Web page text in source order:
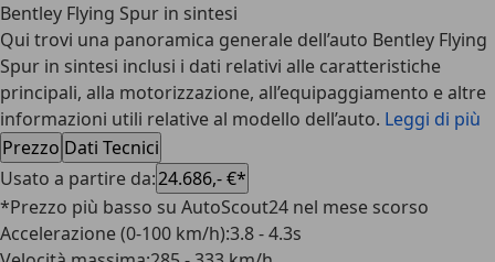
Bentley Flying Spur in sintesi
Qui trovi una panoramica generale dell’auto Bentley Flying
Spur in sintesi inclusi i dati relativi alle caratteristiche
principali, alla motorizzazione, all’equipaggiamento e altre
informazioni utili relative al modello dell’auto. Leggi di più
Prezzo Dati Tecnici
Usato a partire da:24.686,- €*
*Prezzo più basso su AutoScout24 nel mese scorso
Accelerazione (0-100 km/h):3.8 - 4.3s